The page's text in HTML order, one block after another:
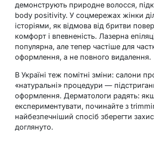
демонструють природне волосся,
body positivity. У соцмережах жінки
історіями, як відмова від бритви
комфорт і впевненість. Лазерна
популярна, але тепер частіше для
оформлення, а не повного видалення.
В Україні теж помітні зміни: салони
«натуральні» процедури —
оформлення. Дерматологи радять:
експериментувати, починайте з
найбезпечніший спосіб зберегти
доглянуто.